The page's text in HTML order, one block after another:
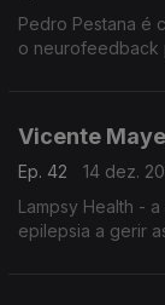
Pedro Pestana é
o neurofeedback
Vicente
Ep. 42
14 dez.
Lampsy Health -
epilepsia a gerir